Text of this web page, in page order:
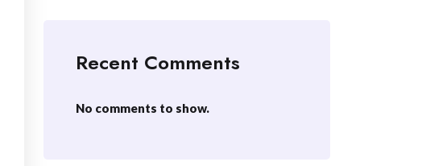
Recent Comments
No comments to show.